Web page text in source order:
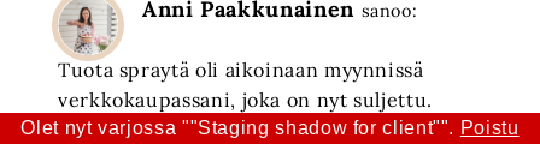
Anni Paakkunainen sanoo:
Tuota spraytä oli aikoinaan myynnissä
verkkokaupassani, joka on nyt suljettu.
Parhaiten saat vastauksia sprayn valintaan ja
Olet nyt varjossa ""Staging shadow for client"". Poistu